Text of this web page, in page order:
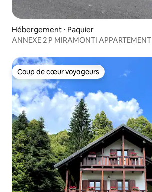
Hébergement ⋅ Paquier
ANNEXE 2 P MIRAMONTI APPARTEMENT
Coup de cœur voyageurs
Coup de cœur voyageurs